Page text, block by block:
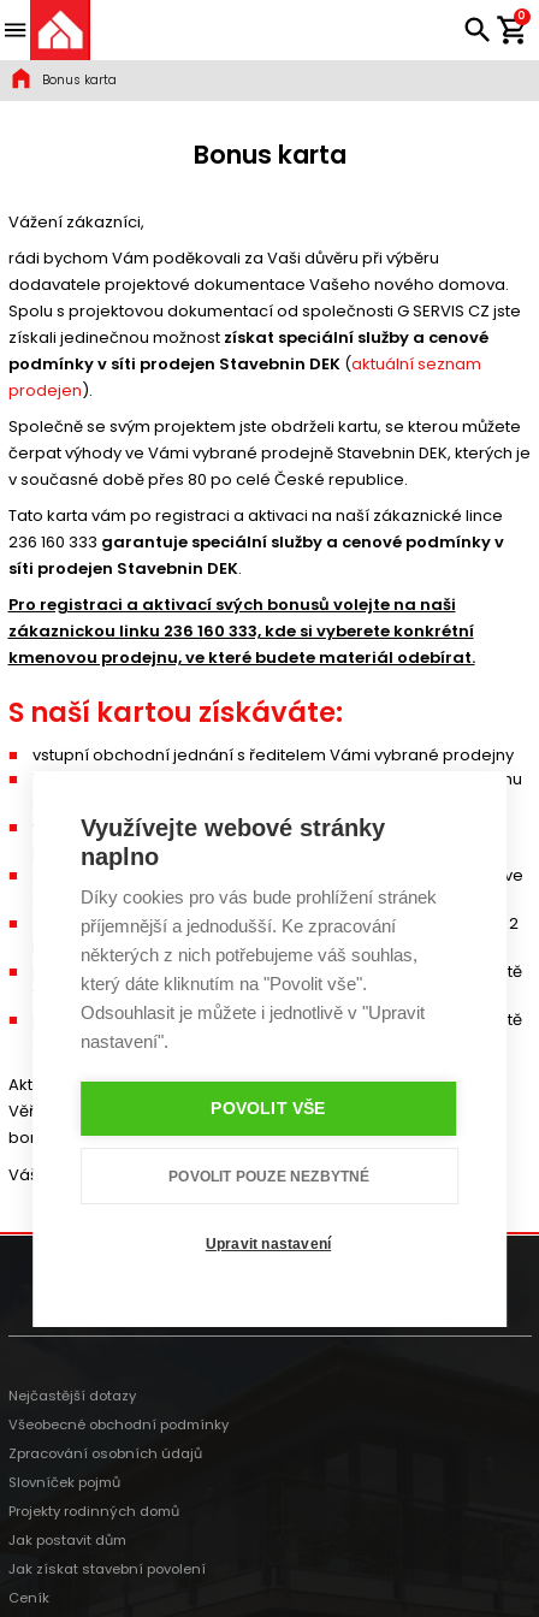
0
Bonus karta
Bonus karta
Vážení zákazníci,
rádi bychom Vám poděkovali za Vaši důvěru při výběru
dodavatele projektové dokumentace Vašeho nového domova.
Spolu s projektovou dokumentací od společnosti G SERVIS CZ jste
získali jedinečnou možnost získat speciální služby a cenové
podmínky v síti prodejen Stavebnin DEK(aktuální seznam
prodejen).
Společně se svým projektem jste obdrželi kartu, se kterou můžete
čerpat výhody ve Vámi vybrané prodejně Stavebnin DEK, kterých je
v současné době přes 80 po celé České republice.
Tato karta vám po registraci a aktivaci na naší zákaznické lince
236 160 333 garantuje speciální služby a cenové podmínky v
síti prodejen Stavebnin DEK.
Pro registraci a aktivací svých bonusů volejte na naši
zákaznickou linku 236 160 333, kde si vyberete konkrétní
kmenovou prodejnu, ve které budete materiál odebírat.
S naší kartou získáváte:
vstupní obchodní jednání s ředitelem Vámi vybrané prodejny
1× technické poradenství s technikem Stavebnin DEK v průběhu
výhodné podmínky pro půjčování techniky a strojů z DEK
půjčovny, minimální sleva 10 %
speciální cenové podmínky na nákup stavebního materiálu ve
Stavebninách DEK
možnost získání zpětného bonusupři odběru materiálu do 2
kalendářních let od data prvního odběru
poukaz na nákup stavebního materiálu nebo služeb v hodnotě
15 000 Kč při celkovém odběru přes 700 tisíc Kč bez DPH
poukaz na nákup stavebního materiálu nebo služeb v hodnotě
25 000 Kč při celkovém odběru přes 1 mil. Kč bez DPH
Aktivace karty Vás nezavazuje k žádnému odběru ani jednání.
Věříme, že tato služba pro Vás bude užitečným a příjemným
bonusem při stavbě Vašeho domu!
Váš tým G SERVIS CZ
Nejčastější dotazy
Všeobecné obchodní podmínky
Zpracování osobních údajů
Slovníček pojmů
Projekty rodinných domů
Jak postavit dům
Jak získat stavební povolení
Ceník
Využívejte webové stránky
naplno
Díky cookies pro vás bude prohlížení stránek
příjemnější a jednodušší. Ke zpracování
některých z nich potřebujeme váš souhlas,
který dáte kliknutím na "Povolit vše".
Odsouhlasit je můžete i jednotlivě v "Upravit
nastavení".
POVOLIT VŠE
POVOLIT POUZE NEZBYTNÉ
Upravit nastavení